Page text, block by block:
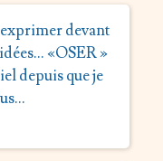
devant
«OSER »
depuis que je